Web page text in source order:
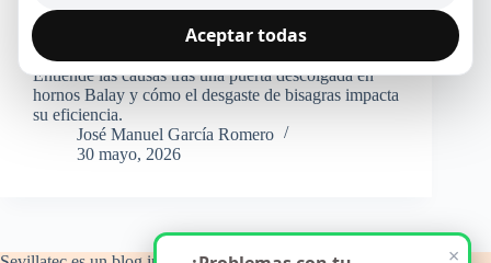
Entiende las causas tras una puerta descolgada en
hornos Balay y cómo el desgaste de bisagras impacta
su eficiencia.
José Manuel García Romero
30 mayo, 2026
Aceptar todas
×